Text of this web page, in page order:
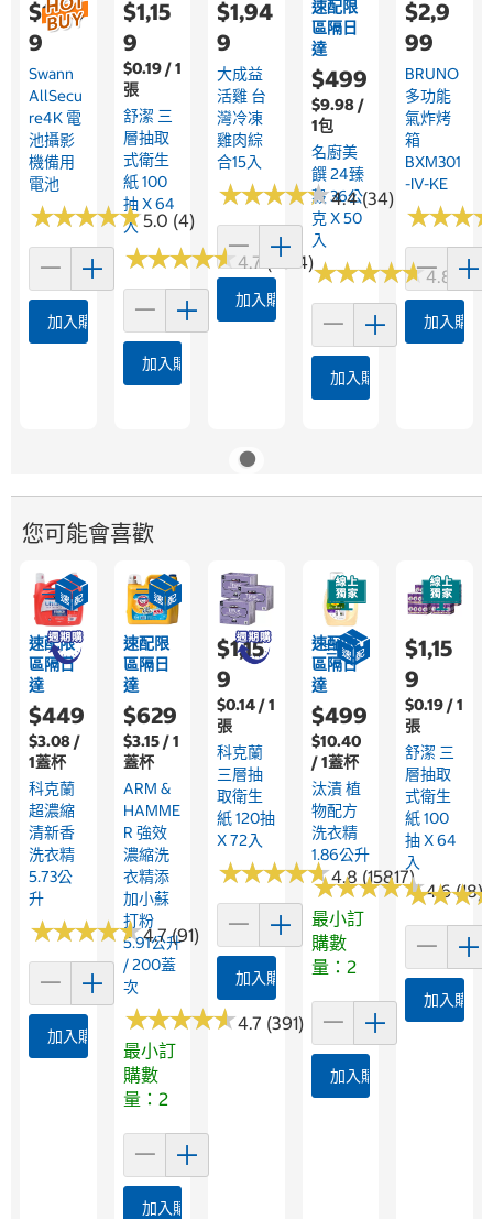
$1,08
9
Swann
AllSecu
Re4K 電
池攝影
機備用
電池
★★★★★
★★★★★5.0 (4)
加入購物車
$1,15
9
$0.19 / 1
張
舒潔 三
層抽取
式衛生
紙 100
抽 X 64
入
★★★★★
★★★★★4.7 (2514)
加入購物車
$1,94
9
大成益
活雞 台
灣冷凍
雞肉綜
合15入
★★★★★
★★★★★4.4 (34)
加入購物車
速配限
區隔日
達
$499
$9.98 /
1包
名廚美
饌 24臻
穀 36公
克 X 50
入
★★★★★
★★★★★4.8
加入購物車
$2,9
99
BRUNO
多功能
氣炸烤
箱
BXM301
-IV-KE
★★★
★★★
加入購物
您可能會喜歡
速配限
區隔日
達
$449
$3.08 /
1蓋杯
科克蘭
超濃縮
清新香
洗衣精
5.73公
升
★★★★★
★★★★★4.7 (91)
加入購物車
速配限
區隔日
達
$629
$3.15 / 1
蓋杯
ARM &
HAMME
R 強效
濃縮洗
衣精添
加小蘇
打粉
5.91公升
/ 200蓋
次
★★★★★
★★★★★4.7 (391)
最小訂
購數
量：2
加入購物車
$1,15
9
$0.14 / 1
張
科克蘭
三層抽
取衛生
紙 120抽
X 72入
★★★★★
★★★★★4.8 (15817)
加入購物車
速配限
區隔日
達
$499
$10.40
/ 1蓋杯
汰漬 植
物配方
洗衣精
1.86公升
★★★★★
★★★★★4.6 (18)
最小訂
購數
量：2
加入購物車
$1,15
9
$0.19 / 1
張
舒潔 三
層抽取
式衛生
紙 100
抽 X 64
入
★★★
★★★
加入購物